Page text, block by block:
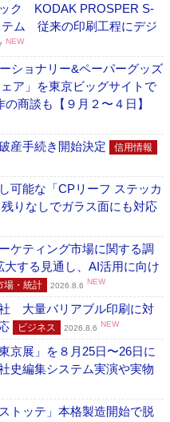
ック KODAK PROSPER S-
テム 従来の印刷工程にデジ
NEW
ショナリー&ペーパーグッズ
ア」を東京ビッグサイトで
商談も【９月２〜４日】
産手続き開始決定 信用情報
可能な「CPリーフ ステッカ
りなしでガラス面にも対応
ケティング市場に関する調
する見通し、AI活用に向け
場・統計 2026.8.6 NEW
社 大量バリアブル印刷に対
ビジネス 2026.8.6 NEW
展」を８月25日〜26日に
史編集システム実演や実物
トッテ」本格製造開始で脱